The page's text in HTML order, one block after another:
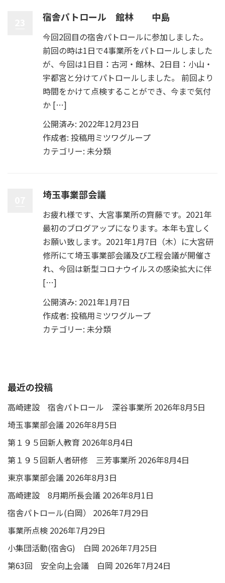
宿舎パトロール 館林 中島
今回2回目の宿舎パトロールに参加しました。
前回の時は1日で4事業所をパトロールしました
が、今回は1日目：古河・館林、2日目：小山・
宇都宮と分けてパトロールしました。 前回より
時間をかけて点検することができ、今まで気付
か […]
公開済み: 2022年12月23日
作成者: 投稿用ミツワグループ
カテゴリー: 未分類
埼玉事業部会議
お疲れ様です、大宮事業所の齊藤です。2021年
最初のブログアップになります。本年も宜しく
お願い致します。2021年1月7日（木）に大宮研
修所にて埼玉事業部会議及び工程会議が開催さ
れ、今回は新型コロナウイルスの感染拡大に伴
[…]
公開済み: 2021年1月7日
作成者: 投稿用ミツワグループ
カテゴリー: 未分類
最近の投稿
高崎建設 宿舎パトロール 深谷事業所 2026年8月5日
埼玉事業部会議 2026年8月5日
第１９５回新人教育 2026年8月4日
第１９５回新人者研修 三芳事業所 2026年8月4日
東京事業部会議 2026年8月3日
高崎建設 8月期所長会議 2026年8月1日
宿舎パトロール(白岡）
2026年7月29日
事業所点検 2026年7月29日
小集団活動(宿舎G) 白岡 2026年7月25日
第63回 安全向上会議 白岡 2026年7月24日